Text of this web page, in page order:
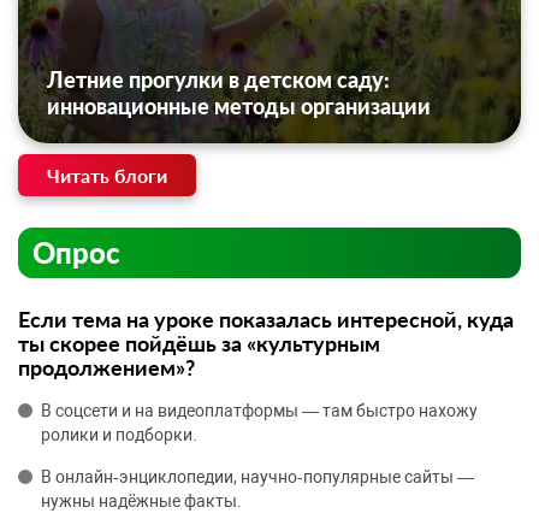
Летние прогулки в детском саду:
инновационные методы организации
Читать блоги
Опрос
Если тема на уроке показалась интересной, куда
ты скорее пойдёшь за «культурным
продолжением»?
В соцсети и на видеоплатформы — там быстро нахожу
ролики и подборки.
В онлайн‑энциклопедии, научно‑популярные сайты —
нужны надёжные факты.